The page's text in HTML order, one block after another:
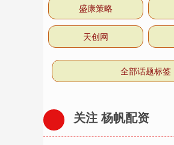
盛康策略
天创网
全部话题标签
关注 杨帆配资